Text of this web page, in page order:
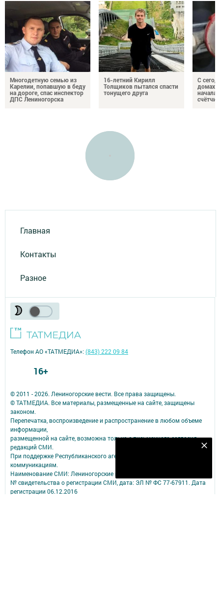
Многодетную семью из
Карелии, попавшую в беду
на дороге, спас инспектор
ДПС Лениногорска
16-летний Кирилл
Толщиков пытался спасти
тонущего друга
С
домах
Главная
Контакты
Разное
© 2011 - 2026. Лениногорские вести. Все права защищены.
© ТАТМЕДИА. Все материалы, размещенные на сайте, защищены
законом.
Перепечатка, воспроизведение и распространение в любом объеме
информации,
размещенной на сайте, возможна только с письменного согласия
редакций СМИ.
При поддержке Республиканского агентства по печати и массовым
коммуникациям.
Наименование СМИ: Лениногорские вести
№ свидетельства о регистрации СМИ, дата: ЭЛ № ФС 77-67911. Дата
регистрации 06.12.2016
Телефон АО «ТАТМЕДИА»:(843) 222 09 84
16+